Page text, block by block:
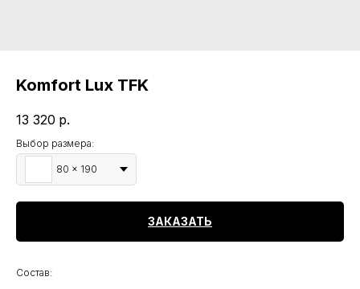
Komfort Lux TFK
13 320 р.
Выбор размера:
80 x 190
ЗАКАЗАТЬ
Состав: